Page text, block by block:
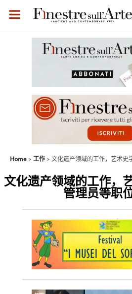
Home 工作 文化遗产领域的工作，艺术史
文化遗产领域的工作，
管理员等职